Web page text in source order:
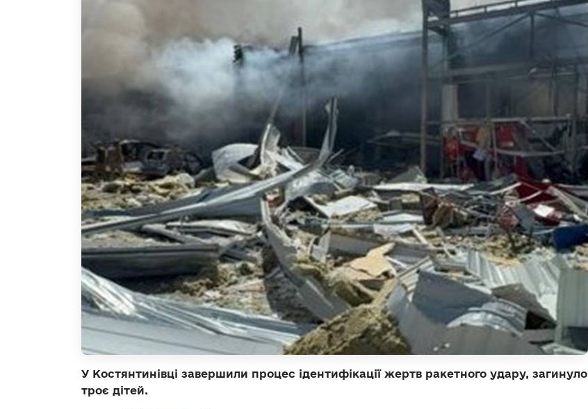
У Костянтинівці завершили процес ідентифікації жертв ракетного удару, загинуло
троє дітей.